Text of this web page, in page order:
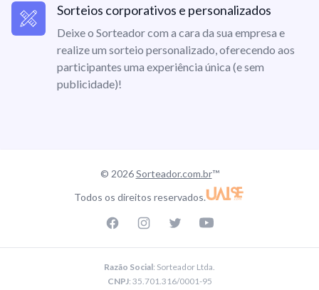
Sorteios corporativos e personalizados
Deixe o Sorteador com a cara da sua empresa e
realize um sorteio personalizado, oferecendo aos
participantes uma experiência única (e sem
publicidade)!
© 2026Sorteador.com.br™
Todos os direitos reservados.
Razão Social: Sorteador Ltda.
CNPJ: 35.701.316/0001-95